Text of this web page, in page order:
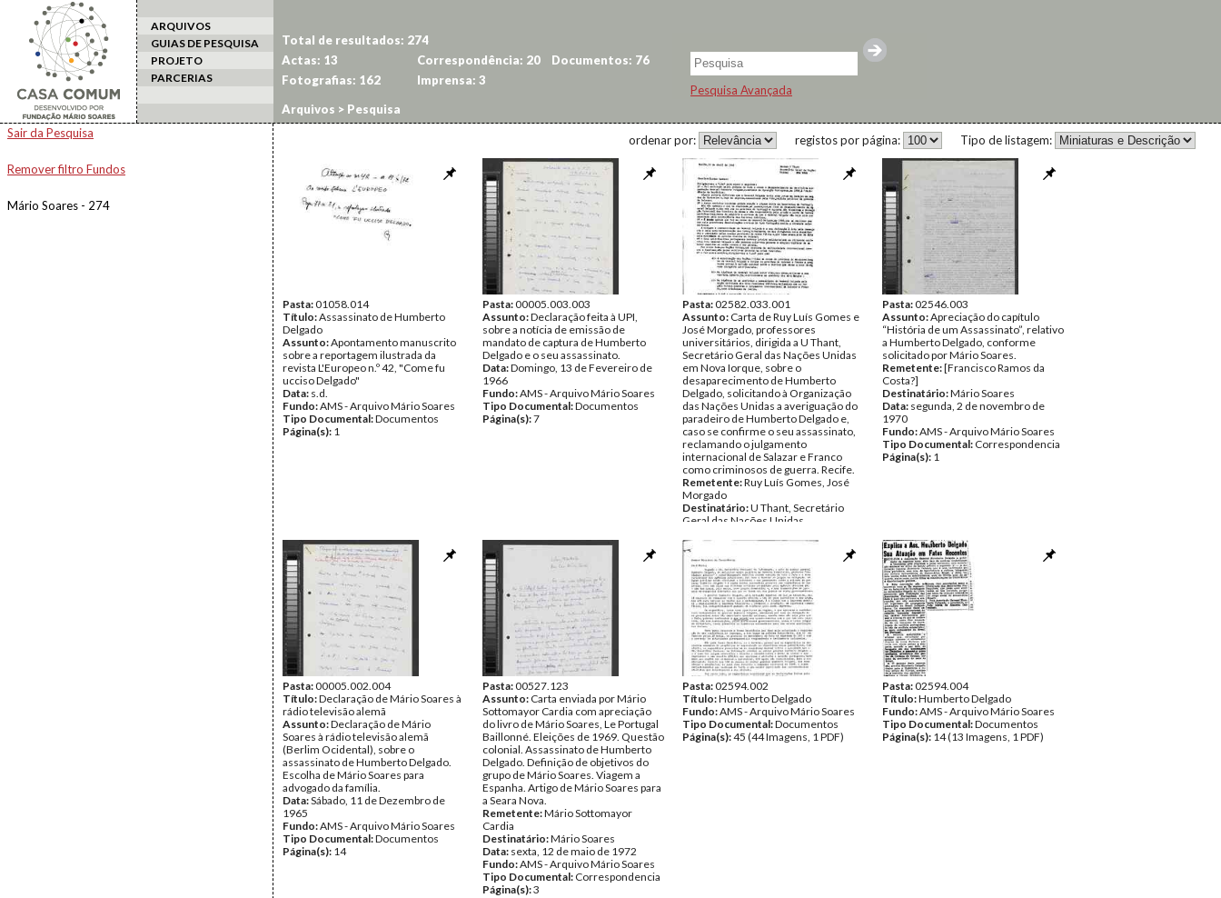
ARQUIVOS
GUIAS DE PESQUISA
PROJETO
PARCERIAS
Pesquisa Avançada
Arquivos > Pesquisa
Sair da Pesquisa
Remover filtro Fundos
Mário Soares - 274
Total de resultados: 274
Actas: 13
Correspondência: 20
Documentos: 76
Fotografias: 162
Imprensa: 3
Tipo de listagem:
registos por página:
ordenar por:
Pasta:01058.014
Título:Assassinato de Humberto
Delgado
Assunto:Apontamento manuscrito
sobre a reportagem ilustrada da
revista L'Europeo n.º 42, "Come fu
ucciso Delgado"
Data: s.d.
Fundo:AMS - Arquivo Mário Soares
Tipo Documental:Documentos
Página(s): 1
Pasta:00005.003.003
Assunto:Declaração feita à UPI,
sobre a notícia de emissão de
mandato de captura de Humberto
Delgado e o seu assassinato.
Data:Domingo, 13 de Fevereiro de
1966
Fundo:AMS - Arquivo Mário Soares
Tipo Documental:Documentos
Página(s):7
Pasta:02582.033.001
Assunto: Carta de Ruy Luís Gomes e
José Morgado, professores
universitários, dirigida a U Thant,
Secretário Geral das Nações Unidas
em Nova Iorque, sobre o
desaparecimento de Humberto
Delgado, solicitando à Organização
das Nações Unidas a averiguação do
paradeiro de Humberto Delgado e,
caso se confirme o seu assassinato,
reclamando o julgamento
internacional de Salazar e Franco
como criminosos de guerra. Recife.
Remetente:Ruy Luís Gomes, José
Morgado
Destinatário:U Thant, Secretário
Geral das Nações Unidas
Fundo:
AMS - Arquivo Mário Soares
Tipo Documental:
Correspondencia
Página(s):1
Pasta:02546.003
Assunto:Apreciação do capítulo
“História de um Assassinato”, relativo
a Humberto Delgado, conforme
solicitado por Mário Soares.
Remetente:[Francisco Ramos da
Costa?]
Destinatário:Mário Soares
Data: segunda, 2 de novembro de
1970
Fundo:AMS - Arquivo Mário Soares
Tipo Documental: Correspondencia
Página(s): 1
Pasta:00005.002.004
Título:Declaração de Mário Soares à
rádio televisão alemã
Assunto:Declaração de Mário
Soares à rádio televisão alemã
(Berlim Ocidental), sobre o
assassinato de Humberto Delgado.
Escolha de Mário Soares para
advogado da família.
Data:Sábado, 11 de Dezembro de
1965
Fundo:AMS - Arquivo Mário Soares
Tipo Documental:Documentos
Página(s): 14
Pasta:00527.123
Assunto: Carta enviada por Mário
Sottomayor Cardia com apreciação
do livro de Mário Soares, Le Portugal
Baillonné. Eleições de 1969. Questão
colonial. Assassinato de Humberto
Delgado. Definição de objetivos do
grupo de Mário Soares. Viagem a
Espanha. Artigo de Mário Soares para
a Seara Nova.
Remetente:Mário Sottomayor
Cardia
Destinatário:Mário Soares
Data: sexta, 12 de maio de 1972
Fundo:AMS - Arquivo Mário Soares
Tipo Documental: Correspondencia
Página(s):3
Pasta:02594.002
Título:Humberto Delgado
Fundo:AMS - Arquivo Mário Soares
Tipo Documental:Documentos
Página(s):45 (44 Imagens, 1 PDF)
Pasta:02594.004
Título:Humberto Delgado
Fundo:AMS - Arquivo Mário Soares
Tipo Documental:Documentos
Página(s): 14 (13 Imagens, 1 PDF)